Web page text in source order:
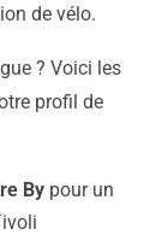
de vélo.
? Voici les
profil de
By pour un